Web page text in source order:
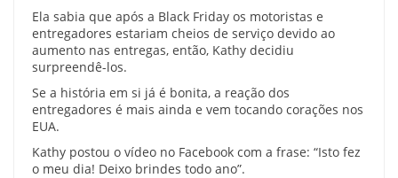
Ela sabia que após a Black Friday os motoristas e
entregadores estariam cheios de serviço devido ao
aumento nas entregas, então, Kathy decidiu
surpreendê-los.
Se a história em si já é bonita, a reação dos
entregadores é mais ainda e vem tocando corações nos
EUA.
Kathy postou o vídeo no Facebook com a frase: “Isto fez
o meu dia! Deixo brindes todo ano”.